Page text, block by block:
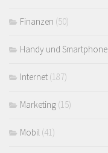
Finanzen (50)
Handy und Smartphone
Internet (187)
Marketing (15)
Mobil (41)